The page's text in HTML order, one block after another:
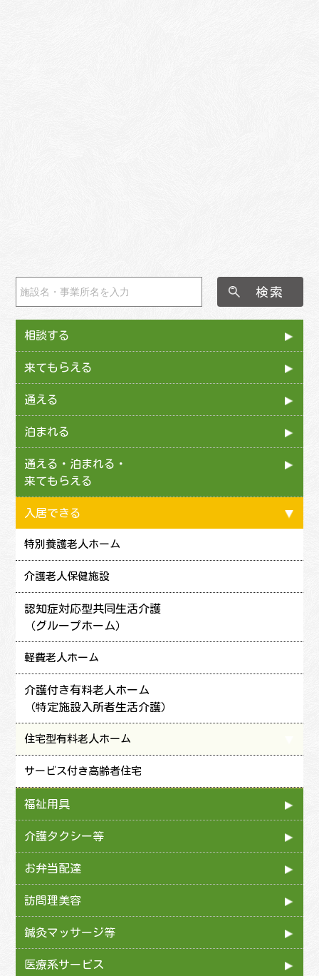
相談する
居宅介護支援事業所
地域包括支援センター
来てもらえる
訪問介護
訪問入浴介護
訪問看護
訪問リハビリテーション
定期巡回・随時対応型訪問介護看護
通える
デイサービス（通所介護・
地域密着型通所介護）
通所リハビリテーション
認知症対応型通所介護
半日型のデイサービス
1日型のデイサービス
宿泊できるデイサービス
鎌倉エリア
腰越エリア
深沢エリア
大船エリア
玉縄エリア
泊まれる
短期入所型介護
短期入所療養介護
通える・泊まれる・
来てもらえる
小規模多機能型居宅介護
看護小規模多機能居宅介護
入居できる
特別養護老人ホーム
介護老人保健施設
認知症対応型共同生活介護
（グループホーム）
軽費老人ホーム
介護付き有料老人ホーム
（特定施設入所者生活介護）
住宅型有料老人ホーム
サービス付き高齢者住宅
福祉用具
介護タクシー等
お弁当配達
訪問理美容
鍼灸マッサージ等
医療系サービス